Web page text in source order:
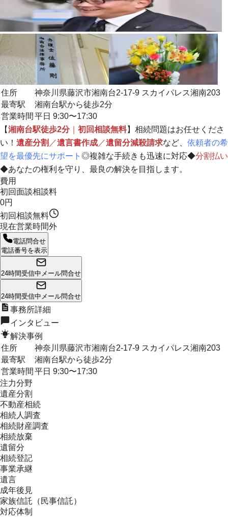
住所
神奈川県藤沢市湘南台2-17-9 スカイパレス湘南203
最寄駅
湘南台駅から徒歩2分
営業時間 平日 9:30〜17:30
【湘南台駅徒歩2分｜ 初回相談無料】相続問題はお任せくださ
い！ 遺産分割 ／遺言書作成 ／遺留分減殺請求など、 依頼者の希
望を最優先にサポート ◎複雑な手続きも迅速に対応◆分割払い
◆あなたの権利を守り、最良の解決を目指します。
費用
初回面談相談料
0円
初回相談無料
現在営業時間外
電話問合せ
電話番号を表示
24時間受信中 メール問合せ
24時間受信中 メール問合せ
事務所詳細
インタビュー
解決事例
住所
神奈川県藤沢市湘南台2-17-9 スカイパレス湘南203
最寄駅
湘南台駅から徒歩2分
営業時間 平日 9:30〜17:30
注力分野
遺産分割
不動産相続
相続人調査
相続財産調査
相続放棄
遺留分
相続登記
事業承継
遺言
成年後見
家族信託（民事信託）
対応体制